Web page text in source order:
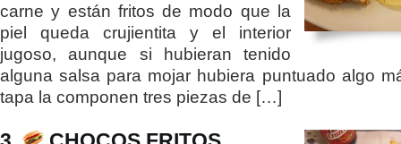
carne y están fritos de modo que la
piel queda crujientita y el interior
jugoso, aunque si hubieran tenido
alguna salsa para mojar hubiera puntuado algo
tapa la componen tres piezas de […]